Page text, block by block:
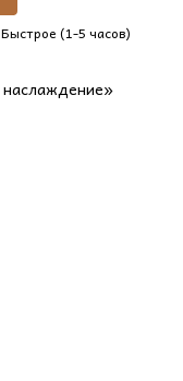
Быстрое (1-5 часов)